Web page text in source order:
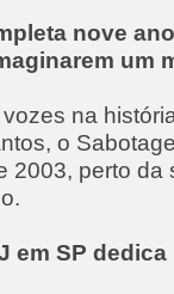
nove
um
na
o
2003, perto da
em SP